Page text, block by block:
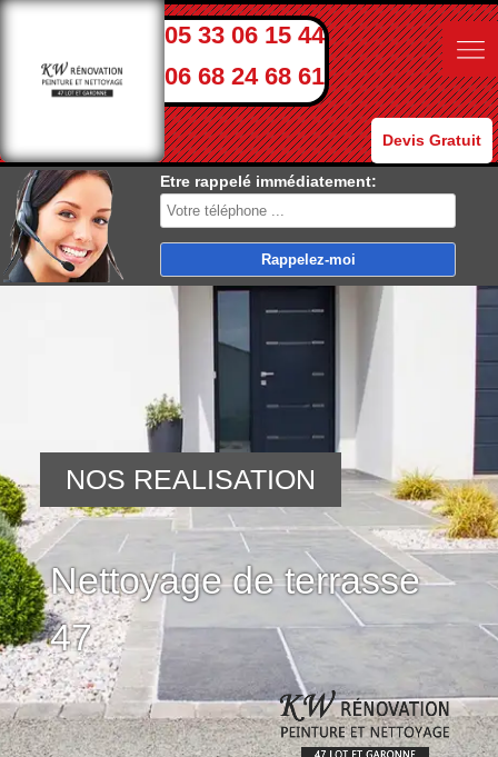
05 33 06 15 44
06 68 24 68 61
Devis Gratuit
Etre rappelé immédiatement:
Nettoyage de terrasse
47
NOS REALISATION